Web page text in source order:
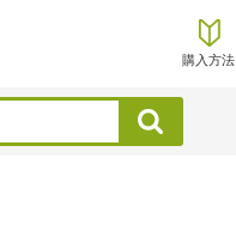
購入方法
検索